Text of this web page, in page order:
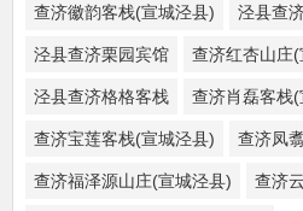
查济徽韵客栈(宣城泾县) 泾县查
泾县查济栗园宾馆 查济红杏山庄
泾县查济格格客栈 查济肖磊客栈
查济宝莲客栈(宣城泾县) 查济凤
查济福泽源山庄(宣城泾县) 查济